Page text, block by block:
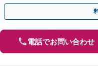
早めにご相談ください。【電話
電話でお問い合わせ